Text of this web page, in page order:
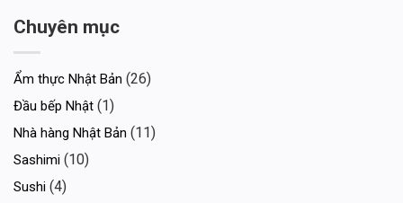
Chuyên mục
Ẩm thực Nhật Bản (26)
Đầu bếp Nhật (1)
Nhà hàng Nhật Bản (11)
Sashimi (10)
Sushi (4)